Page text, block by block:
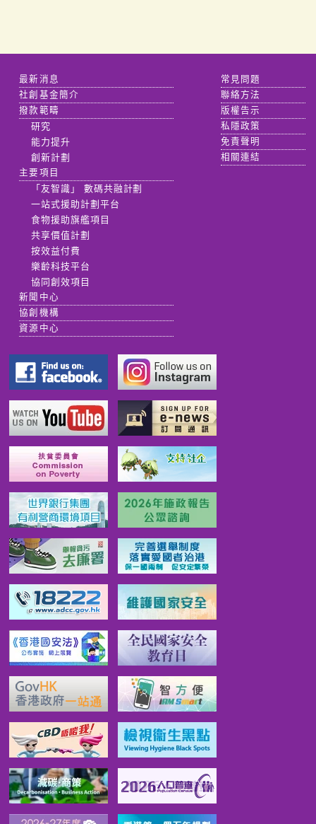
最新消息
社創基金簡介
撥款範疇
研究
能力提升
創新計劃
主要項目
「友智識」 數碼共融計劃
一站式援助計劃平台
食物援助旗艦項目
共享價值計劃
按效益付費
樂齡科技平台
協同創效項目
新聞中心
協創機構
資源中心
常見問題
聯絡方法
版權告示
私隱政策
免責聲明
相關連結